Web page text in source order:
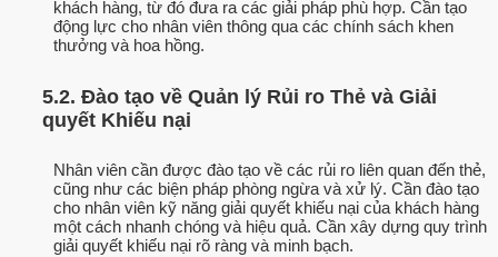
khách hàng, từ đó đưa ra các giải pháp phù hợp. Cần tạo
động lực cho nhân viên thông qua các chính sách khen
thưởng và hoa hồng.
5.2. Đào tạo về Quản lý Rủi ro Thẻ và Giải
quyết Khiếu nại
Nhân viên cần được đào tạo về các rủi ro liên quan đến thẻ,
cũng như các biện pháp phòng ngừa và xử lý. Cần đào tạo
cho nhân viên kỹ năng giải quyết khiếu nại của khách hàng
một cách nhanh chóng và hiệu quả. Cần xây dựng quy trình
giải quyết khiếu nại rõ ràng và minh bạch.